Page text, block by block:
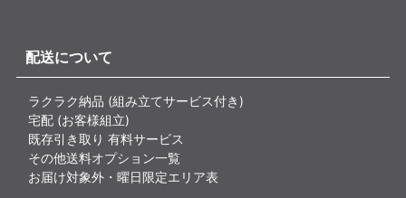
配送について
ラクラク納品 (組み立てサービス付き)
宅配 (お客様組立)
既存引き取り 有料サービス
その他送料オプション一覧
お届け対象外・曜日限定エリア表